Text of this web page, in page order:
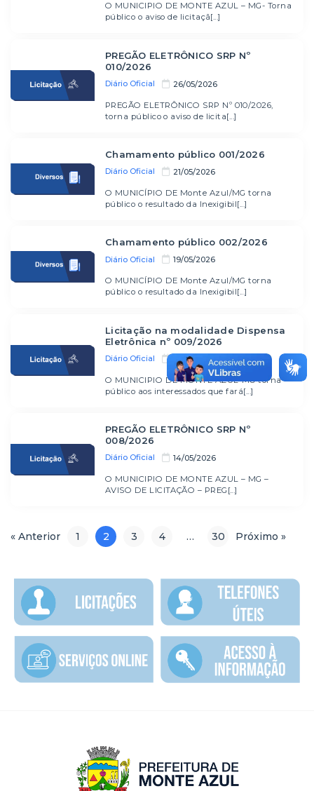
O MUNICIPIO DE MONTE AZUL – MG- Torna
público o aviso de licitaçã[...]
Diário Oficial 26/05/2026
PREGÃO ELETRÔNICO SRP Nº
010/2026
PREGÃO ELETRÔNICO SRP Nº 010/2026,
torna público o aviso de licita[...]
Diário Oficial 21/05/2026
Chamamento público 001/2026
O MUNICÍPIO DE Monte Azul/MG torna
público o resultado da Inexigibil[...]
Diário Oficial 19/05/2026
Chamamento público 002/2026
O MUNICÍPIO DE Monte Azul/MG torna
público o resultado da Inexigibil[...]
Diário Oficial 14/05/2026
Licitação na modalidade Dispensa
Eletrônica nº 009/2026
O MUNICIPIO DE MONTE AZUL-MG torna
público aos interessados que fará[...]
Diário Oficial 14/05/2026
PREGÃO ELETRÔNICO SRP Nº
008/2026
O MUNICIPIO DE MONTE AZUL – MG –
AVISO DE LICITAÇÃO – PREG[...]
« Anterior 1 2 3 4 … 30 Próximo »